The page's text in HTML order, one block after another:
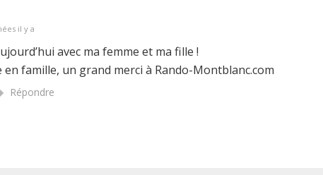
il y a
avec ma femme et ma fille !
famille, un grand merci à Rando-Montblanc.com
Répondre